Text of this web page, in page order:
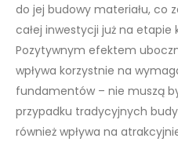
do jej budowy materiału, co
całej inwestycji już na etapie
Pozytywnym efektem
wpływa korzystnie na
fundamentów – nie muszą
przypadku tradycyjnych
również wpływa na